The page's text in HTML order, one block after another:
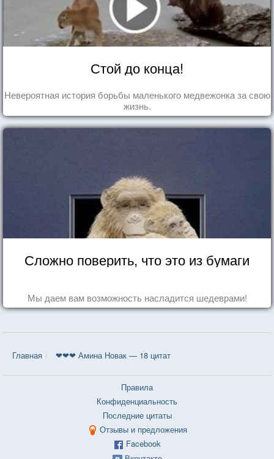
Стой до конца!
Невероятная история борьбы маленького медвежонка за свою
жизнь.
Сложно поверить, что это из бумаги
Мы даем вам возможность насладится шедеврами!
Главная ❤❤❤ Амина Новак — 18 цитат
Правила
Конфиденциальность
Последние цитаты
Отзывы и предложения
Facebook